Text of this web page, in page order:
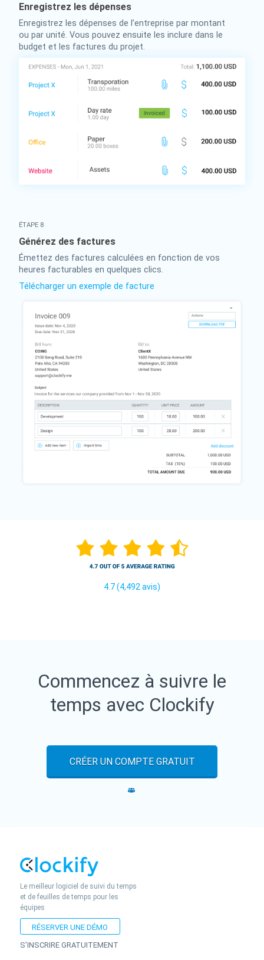
Enregistrez les dépenses
Enregistrez les dépenses de l’entreprise par montant
ou par unité. Vous pouvez ensuite les inclure dans le
budget et les factures du projet.
ÉTAPE 8
Générez des factures
Émettez des factures calculées en fonction de vos
heures facturables en quelques clics.
Télécharger un exemple de facture
4.7 (4,492 avis)
Commencez à suivre le
temps avec Clockify
CRÉER UN COMPTE GRATUIT
Le meilleur logiciel de suivi du temps
et de feuilles de temps pour les
équipes
RÉSERVER UNE DÉMO
S’INSCRIRE GRATUITEMENT